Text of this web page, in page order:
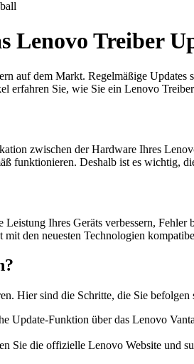
Lenovo Treiber
auf dem Markt. Regelmäßige
erfahren Sie, wie Sie ein Lenovo
zwischen der Hardware Ihres
funktionieren. Deshalb ist es wichtig,
Ihres Geräts verbessern,
den neuesten Technologien
Hier sind die Schritte, die Sie befolgen
Update-Funktion über das Lenovo
Sie die offizielle Lenovo Website und